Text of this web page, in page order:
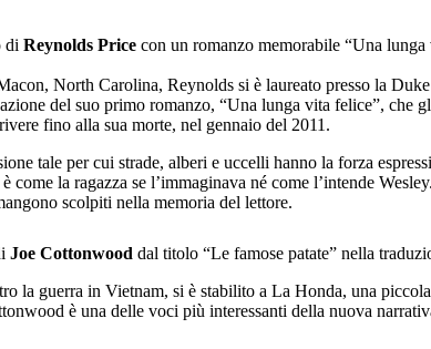
di Reynolds Price con un romanzo memorabile “Una
North Carolina, Reynolds si è laureato presso la
del suo primo romanzo, “Una lunga vita felice”, che
fino alla sua morte, nel gennaio del 2011.
tale per cui strade, alberi e uccelli hanno la forza
la ragazza se l’immaginava né come l’intende
scolpiti nella memoria del lettore.
Joe Cottonwood dal titolo “Le famose patate” nella
la guerra in Vietnam, si è stabilito a La Honda, una
è una delle voci più interessanti della nuova